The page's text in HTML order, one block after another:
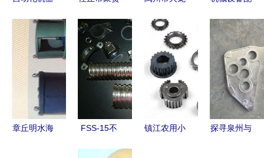
现代化汽车
配件厂的智
能引擎
以自动化生
产线赋能T
型与换向齿
轮箱制造新
配件厂 以
专业工艺打
造高性价比
同步轮
厂家选择与
自动化生产
线报价解析
章丘明水海
FSS-15不
镇江农用小
探寻泉州与